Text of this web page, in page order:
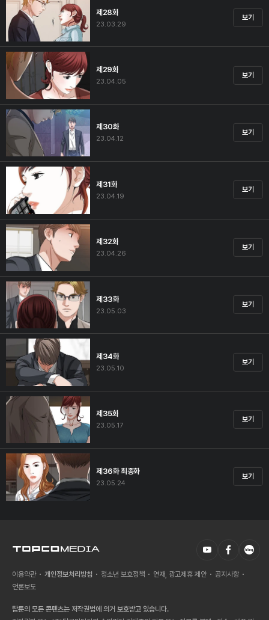
제28화
23.03.29
보기
제29화
23.04.05
보기
제30화
23.04.12
보기
제31화
23.04.19
보기
제32화
23.04.26
보기
제33화
23.05.03
보기
제34화
23.05.10
보기
제35화
23.05.17
보기
제36화 최종화
23.05.24
보기
이용약관 개인정보처리방침 청소년 보호정책 연재, 광고제휴 제안
공지사항
언론보도
탑툰의 모든 콘텐츠는 저작권법에 의거 보호받고 있습니다.